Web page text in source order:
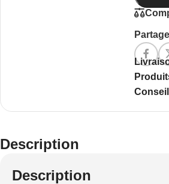
Description
Description